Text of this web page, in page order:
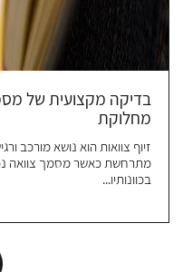
בדיקה מקצועית של
מחלוקת
זיוף צוואות הוא נושא מורכב
מתרחשת כאשר מסמך צוואה
בכוונותיו...